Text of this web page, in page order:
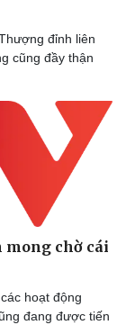
đỉnh liên
cũng đầy thận
mong chờ cái
hoạt động
đang được tiến